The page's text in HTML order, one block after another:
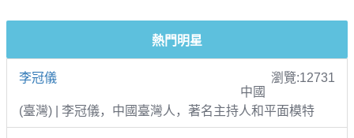
熱門明星
李冠儀
瀏覽:12731
中國
(臺灣) | 李冠儀，中國臺灣人，著名主持人和平面模特